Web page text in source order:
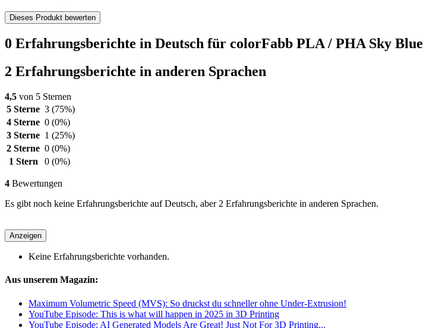
Dieses Produkt bewerten
0 Erfahrungsberichte in Deutsch für colorFabb PLA / PHA Sky Blue
2 Erfahrungsberichte in anderen Sprachen
4,5 von 5 Sternen
5 Sterne 3 (75%)
4 Sterne 0 (0%)
3 Sterne 1 (25%)
2 Sterne 0 (0%)
1 Stern
0 (0%)
4 Bewertungen
Es gibt noch keine Erfahrungsberichte auf Deutsch, aber 2 Erfahrungsberichte in anderen Sprachen.
Anzeigen
Keine Erfahrungsberichte vorhanden.
Aus unserem Magazin:
Maximum Volumetric Speed (MVS): So druckst du schneller ohne Under-Extrusion!
YouTube Episode: This is what will happen in 2025 in 3D Printing
YouTube Episode: AI Generated Models Are Great! Just Not For 3D Printing...